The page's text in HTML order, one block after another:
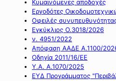
Κυμαινόμενες αποδοχές
Εργοδότες
Οφειλές
Εγκύκλιος Ο.3018/2026
ν. 4951/2022
Απόφαση ΑΑΔΕ Α.1100/
Οδηγία 2011/16/ΕΕ
Υ.Α. Α.1070/2025
ΕΥΔ Προγράμματος